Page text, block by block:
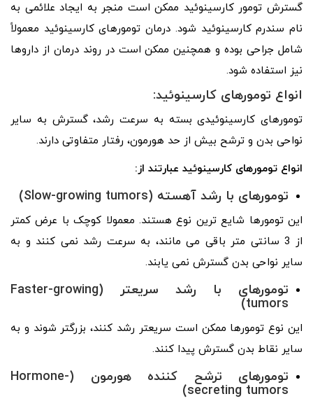
گسترش تومور کارسینوئید ممکن است منجر به ایجاد علائمی به
نام سندرم کارسینوئید شود. درمان تومورهای کارسینوئید معمولاً
شامل جراحی بوده و همچنین ممکن است در روند درمان از داروها
نیز استفاده شود.
انواع تومورهای کارسینوئید:
تومورهای کارسینوئیدی بسته به سرعت رشد، گسترش به سایر
نواحی بدن و ترشح بیش از حد هورمون، رفتار متفاوتی دارند.
انواع تومورهای کارسینوئید عبارتند از:
تومورهای با رشد آهسته (Slow-growing tumors)
این تومورها شایع ترین نوع هستند. معمولا کوچک با عرض کمتر
از 3 سانتی متر باقی می مانند، به سرعت رشد نمی کنند و به
سایر نواحی بدن گسترش نمی یابند.
تومورهای با رشد سریعتر (Faster-growing
tumors)
این نوع تومورها ممکن است سریعتر رشد کنند، بزرگتر شوند و به
سایر نقاط بدن گسترش پیدا کنند.
تومورهای ترشح کننده هورمون (Hormone-
secreting tumors)